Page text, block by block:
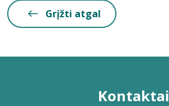
Grįžti atgal
Kontaktai